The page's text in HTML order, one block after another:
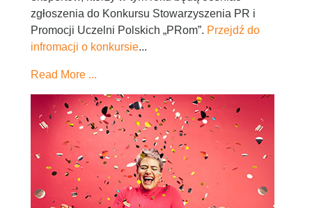
zgłoszenia do Konkursu Stowarzyszenia PR i
Promocji Uczelni Polskich „PRom”. Przejdź do
infromacji o konkursie...
Read More ...